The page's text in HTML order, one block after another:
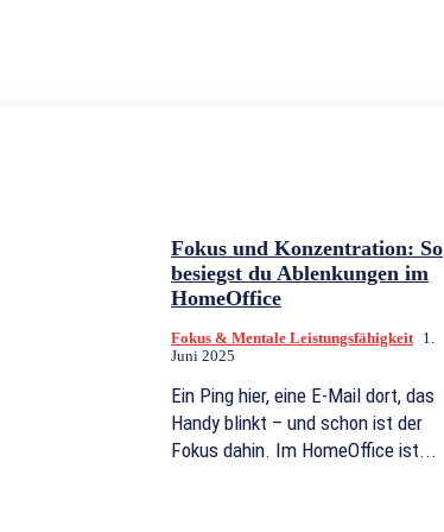
Fokus und Konzentration: So
besiegst du Ablenkungen im
HomeOffice
Fokus & Mentale Leistungsfähigkeit 1.
Juni 2025
Ein Ping hier, eine E-Mail dort, das
Handy blinkt – und schon ist der
Fokus dahin. Im HomeOffice ist...